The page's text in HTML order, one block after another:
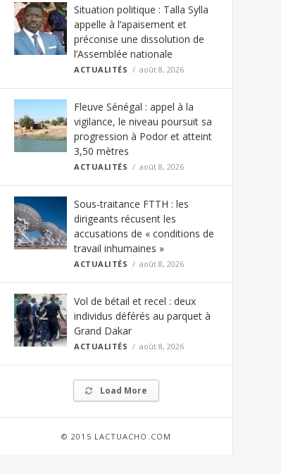
Situation politique : Talla Sylla
appelle à l’apaisement et
préconise une dissolution de
l’Assemblée nationale
ACTUALITÉS août 8, 2026
Fleuve Sénégal : appel à la
vigilance, le niveau poursuit sa
progression à Podor et atteint
3,50 mètres
ACTUALITÉS août 8, 2026
Sous-traitance FTTH : les
dirigeants récusent les
accusations de « conditions de
travail inhumaines »
ACTUALITÉS août 8, 2026
Vol de bétail et recel : deux
individus déférés au parquet à
Grand Dakar
ACTUALITÉS août 8, 2026
Load More
© 2015 LACTUACHO.COM